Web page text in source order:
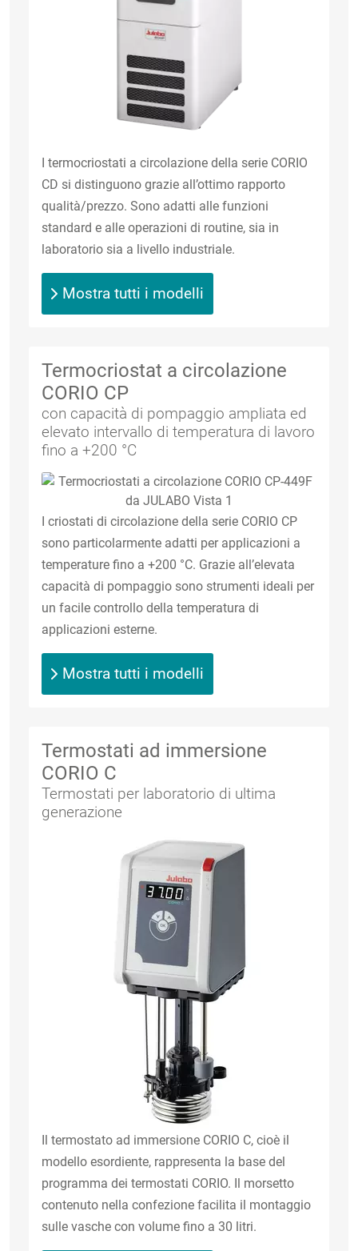
I termocriostati a circolazione della serie CORIO
CD si distinguono grazie all’ottimo rapporto
qualità/prezzo. Sono adatti alle funzioni
standard e alle operazioni di routine, sia in
laboratorio sia a livello industriale.
Mostra tutti i modelli
Termocriostat a circolazione
CORIO CP
con capacità di pompaggio ampliata ed
elevato intervallo di temperatura di lavoro
fino a +200 °C
I criostati di circolazione della serie CORIO CP
sono particolarmente adatti per applicazioni a
temperature fino a +200 °C. Grazie all’elevata
capacità di pompaggio sono strumenti ideali per
un facile controllo della temperatura di
applicazioni esterne.
Mostra tutti i modelli
Termostati ad immersione
CORIO C
Termostati per laboratorio di ultima
generazione
Il termostato ad immersione CORIO C, cioè il
modello esordiente, rappresenta la base del
programma dei termostati CORIO. Il morsetto
contenuto nella confezione facilita il montaggio
sulle vasche con volume fino a 30 litri.